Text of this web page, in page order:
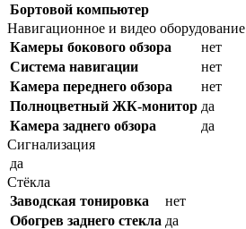
Бортовой компьютер
Навигационное и видео оборудование
Камеры бокового обзора
нет
Система навигации
нет
Камера переднего обзора
нет
Полноцветный ЖК-монитор да
Камера заднего обзора
да
Сигнализация
да
Стёкла
Заводская тонировка
нет
Обогрев заднего стекла да